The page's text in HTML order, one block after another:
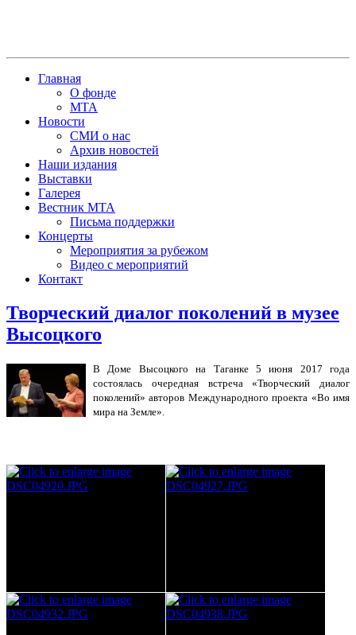
Главная
О фонде
МТА
Новости
СМИ о нас
Архив новостей
Наши издания
Выставки
Галерея
Вестник МТА
Письма поддержки
Концерты
Мероприятия за рубежом
Видео с мероприятий
Контакт
Творческий диалог поколений в музее
Высоцкого
В Доме Высоцкого на Таганке 5 июня 2017 года
состоялась очередная встреча «Творческий диалог
поколений» авторов Международного проекта «Во имя
мира на Земле».